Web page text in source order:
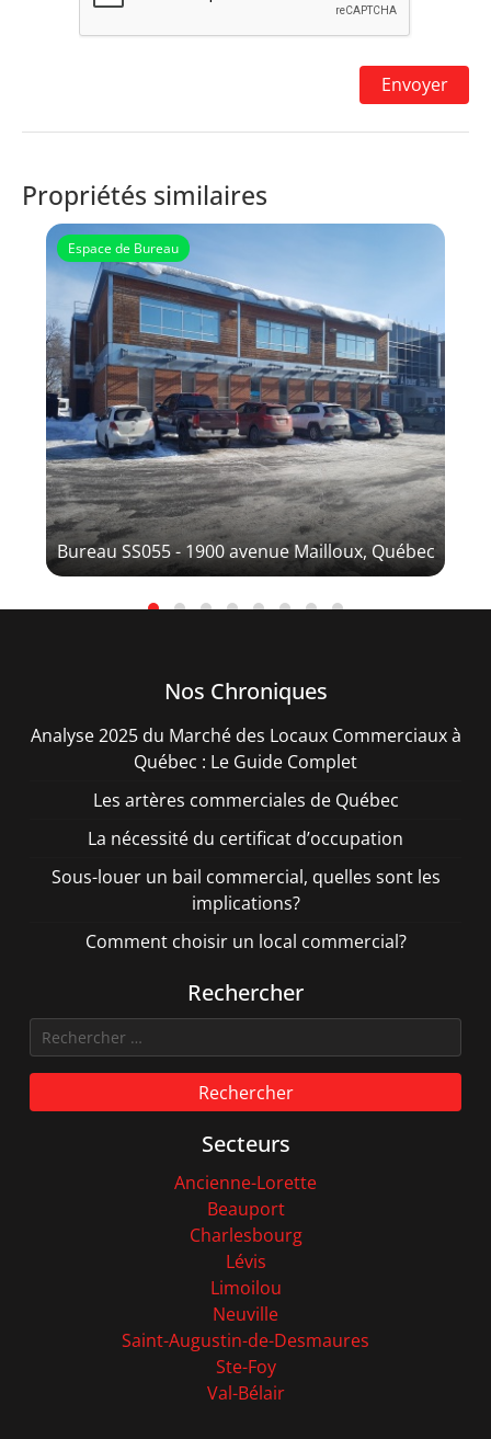
Propriétés similaires
Bureau SS055 - 1900 avenue Mailloux, Québec
Espace de Bureau
VDP
Nos Chroniques
Analyse 2025 du Marché des Locaux Commerciaux à
Québec : Le Guide Complet
Les artères commerciales de Québec
La nécessité du certificat d’occupation
Sous-louer un bail commercial, quelles sont les
implications?
Comment choisir un local commercial?
Rechercher
Rechercher
Secteurs
Ancienne-Lorette
Beauport
Charlesbourg
Lévis
Limoilou
Neuville
Saint-Augustin-de-Desmaures
Ste-Foy
Val-Bélair